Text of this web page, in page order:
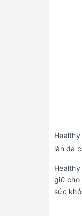
làn da
giữ cho
sức